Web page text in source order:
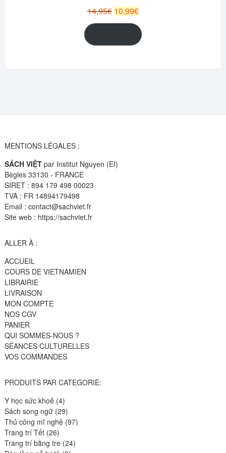
14,95€ Le
10,99€Le
actuel
est :
MENTIONS LÉGALES :
SÁCH VIỆTpar Institut Nguyen (EI)
Bègles 33130 - FRANCE
SIRET : 894 179 498 00023
TVA : FR 14894179498
Email : contact@sachviet.fr
Site web : https://sachviet.fr
ALLER À :
ACCUEIL
COURS DE VIETNAMIEN
LIBRAIRIE
LIVRAISON
MON COMPTE
NOS CGV
PANIER
QUI SOMMES-NOUS ?
SÉANCES CULTURELLES
VOS COMMANDES
PRODUITS PAR CATEGORIE:
Y học sức khoẻ 44
produits
Sách song ngữ 2929
produits
Thủ công mĩ nghệ 9797
Trang trí Tết 2626
produits
Trang trí bằng tre 2424